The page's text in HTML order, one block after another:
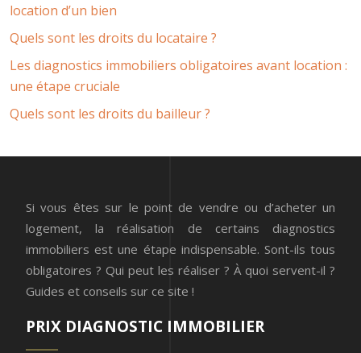
location d’un bien
Quels sont les droits du locataire ?
Les diagnostics immobiliers obligatoires avant location :
une étape cruciale
Quels sont les droits du bailleur ?
Si vous êtes sur le point de vendre ou d’acheter un
logement, la réalisation de certains diagnostics
immobiliers est une étape indispensable. Sont-ils tous
obligatoires ? Qui peut les réaliser ? À quoi servent-il ?
Guides et conseils sur ce site !
PRIX DIAGNOSTIC IMMOBILIER